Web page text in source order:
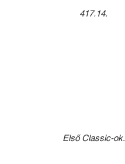
417.14.
Első Classic-ok.